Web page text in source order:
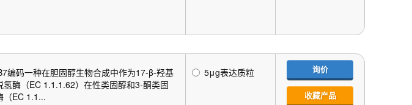
编码一种在胆固醇生物合成中作为17-β-羟基
氢酶（EC 1.1.1.62）在性类固醇和3-酮类固
（EC 1.1...
5μg表达质粒 询价
收藏产品